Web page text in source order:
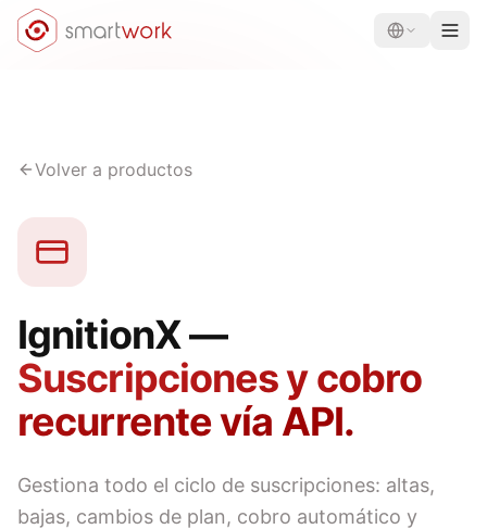
Volver a productos
IgnitionX —
Suscripciones y cobro
recurrente vía API.
Gestiona todo el ciclo de suscripciones: altas,
bajas, cambios de plan, cobro automático y